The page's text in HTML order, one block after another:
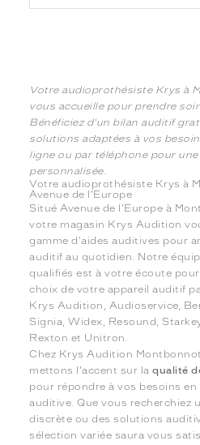
Votre audioprothésiste Krys à
vous accueille pour prendre
Bénéficiez d'un bilan auditif
solutions adaptées à vos
ligne ou par téléphone pour
personnalisée.
Votre audioprothésiste Krys à
Avenue de l'Europe
Situé Avenue de l'Europe à
votre magasin Krys Audition
gamme d'aides auditives pour
auditif au quotidien. Notre
qualifiés est à votre écoute
choix de votre appareil auditif
Krys Audition, Audioservice,
Signia, Widex, Resound,
Rexton et Unitron.
Chez Krys Audition
mettons l'accent sur laqualité
pour répondre à vos besoins en
auditive. Que vous recherchiez
discrète ou des solutions
sélection variée saura vous